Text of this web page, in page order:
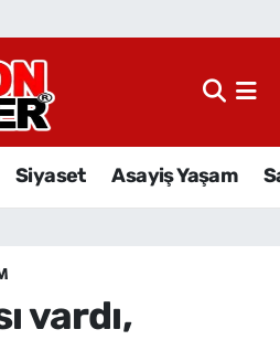
Siyaset Asayiş Yaşam
vardı,